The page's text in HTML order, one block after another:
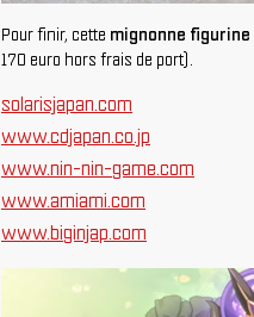
Pour finir, cette mignonne figurine
170 euro hors frais de port).
solarisjapan.com
www.cdjapan.co.jp
www.nin-nin-game.com
www.amiami.com
www.biginjap.com